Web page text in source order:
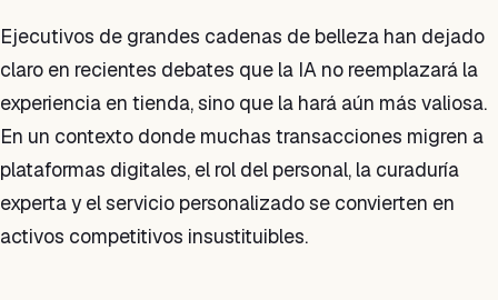
Ejecutivos de grandes cadenas de belleza han dejado
claro en recientes debates que la IA no reemplazará la
experiencia en tienda, sino que la hará aún más valiosa.
En un contexto donde muchas transacciones migren a
plataformas digitales, el rol del personal, la curaduría
experta y el servicio personalizado se convierten en
activos competitivos insustituibles.